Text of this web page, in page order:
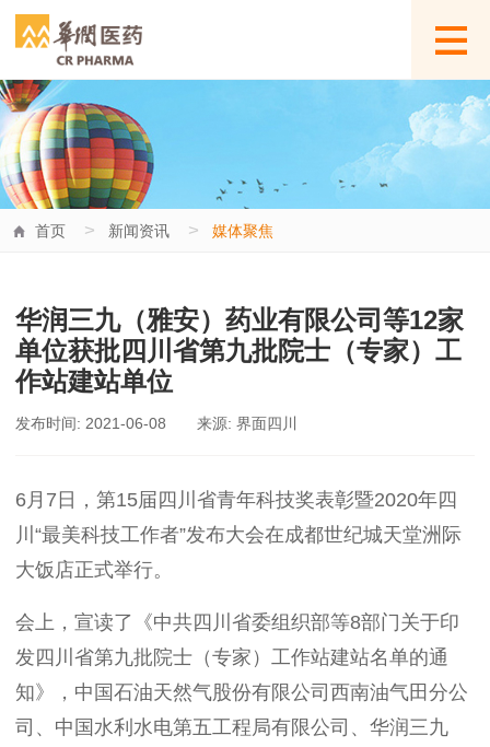
首页 > 新闻资讯 > 媒体聚焦
华润三九（雅安）药业有限公司等12家
单位获批四川省第九批院士（专家）工
作站建站单位
发布时间: 2021-06-08 来源: 界面四川
6月 7 日，第15届四川省青年科技奖表彰暨2020年四
川“最美科技工作者”发布大会在成都世纪城天堂洲际
大饭店正式举行。
会上，宣读了《中共四川省委组织部等8部门关于印
发四川省第九批院士（专家）工作站建站名单的通
知》，中国石油天然气股份有限公司西南油气田分公
司、中国水利水电第五工程局有限公司、华润三九